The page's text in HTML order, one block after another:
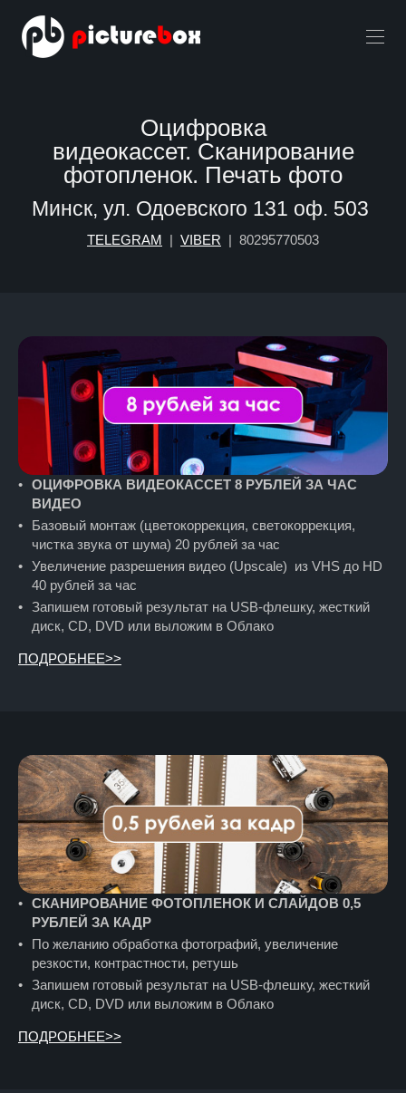
Оцифровка
видеокассет. Сканирование
фотопленок. Печать фото
Минск, ул. Одоевского 131 оф. 503
TELEGRAM | VIBER | 80295770503
ОЦИФРОВКА ВИДЕОКАССЕТ 8 РУБЛЕЙ ЗА ЧАС
ВИДЕО
Базовый монтаж (цветокоррекция, светокоррекция,
чистка звука от шума) 20 рублей за час
Увеличение разрешения видео (Upscale) из VHS до HD
40 рублей за час
Запишем готовый результат на USВ-флешку, жесткий
диск, CD, DVD или выложим в Облако
ПОДРОБНЕЕ>>
СКАНИРОВАНИЕ ФОТОПЛЕНОК И СЛАЙДОВ 0,5
РУБЛЕЙ ЗА КАДР
По желанию обработка фотографий, увеличение
резкости, контрастности, ретушь
Запишем готовый результат на USВ-флешку, жесткий
диск, CD, DVD или выложим в Облако
ПОДРОБНЕЕ>>